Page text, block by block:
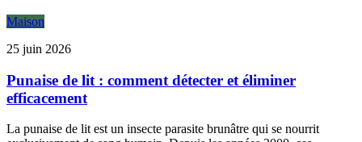
Maison
25 juin 2026
Punaise de lit : comment détecter et éliminer
efficacement
La punaise de lit est un insecte parasite brunâtre qui se nourrit